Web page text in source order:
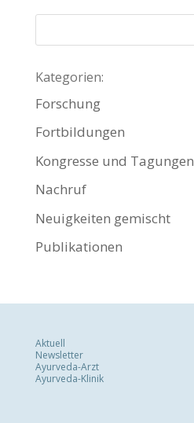
Kategorien:
Forschung
Fortbildungen
Kongresse und Tagungen
Nachruf
Neuigkeiten gemischt
Publikationen
Aktuell
Newsletter
Ayurveda-Arzt
Ayurveda-Klinik